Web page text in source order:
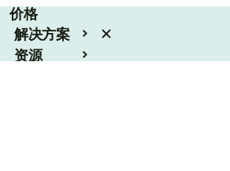
价格
解决方案
资源